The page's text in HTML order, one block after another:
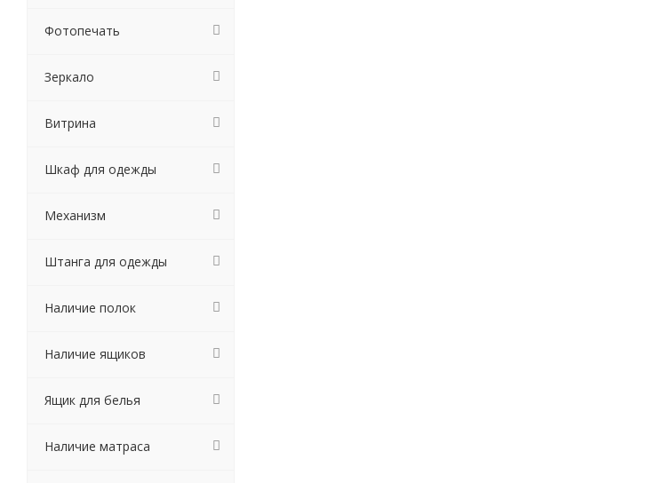
Фотопечать
Зеркало
Витрина
Шкаф для одежды
Механизм
Штанга для одежды
Наличие полок
Наличие ящиков
Ящик для белья
Наличие матраса